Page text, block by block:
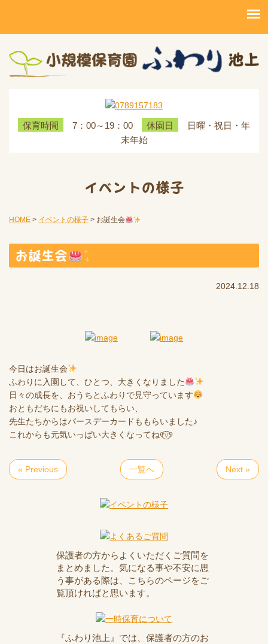
保育時間 7：00～19：00 休園日
日曜・祝日・年
末年始
イベントの様子
HOME > イベントの様子 > お誕生会
お誕生会
2024.12.18
今日はお誕生会
ふわりに入園して、ひとつ、大きくなりました
日々の成長を、おうちとふわりで見守っています
おともだちにもお祝いしてもらい、
先生たちからはバースデーカードももらいました♪
これからも元気いっぱい大きくなってね୧⍢⃝୨
« Previous 一覧へ Next »
保護者の方からよくいただくご質問を
まとめました。気になる事や不安に思
う事がある際は、こちらのページをご
覧頂ければと思います。
『ふわり池上』では、保護者の方のお